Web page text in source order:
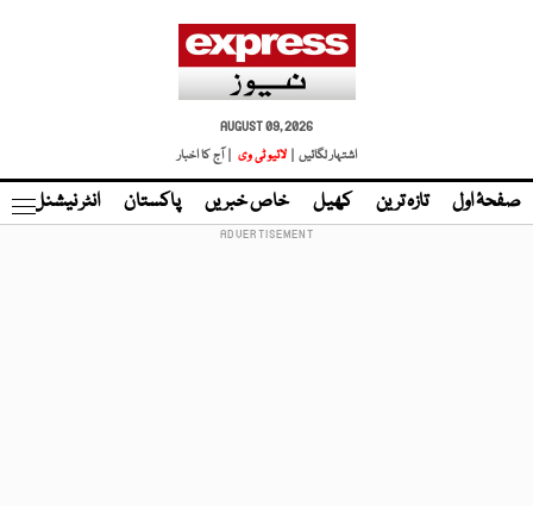
AUGUST 09, 2026
اشتہار لگائیں |
لائیو ٹی وی | آج کا اخبار
صفحۂ اول تازہ ترین کھیل خاص خبریں پاکستان انٹر نیشنل